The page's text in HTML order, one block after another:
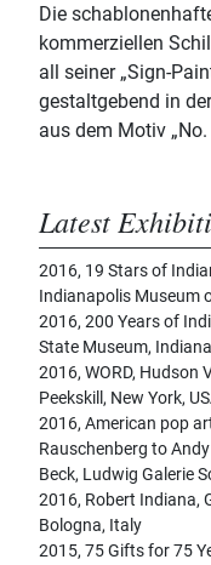
Die
kommerziellen
all seiner „Sign-
gestaltgebend in
aus dem Motiv
Latest
2016, 19 Stars of
Indianapolis Museum
2016, 200 Years of
State Museum,
2016, WORD, Hudson
Peekskill, New York,
2016, American pop
Rauschenberg to
Beck, Ludwig Galerie
2016, Robert Indiana,
Bologna, Italy
2015, 75 Gifts for 75